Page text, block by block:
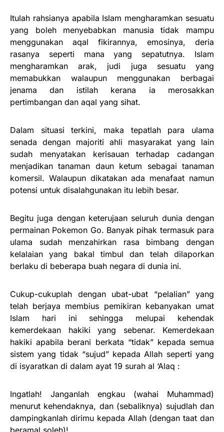
Itulah rahsianya apabila Islam mengharamkan sesuatu
yang boleh menyebabkan manusia tidak mampu
menggunakan aqal fikirannya, emosinya, deria
rasanya seperti mana yang sepatutnya. Islam
mengharamkan arak, judi juga sesuatu yang
memabukkan walaupun menggunakan berbagai
jenama dan istilah kerana ia merosakkan
pertimbangan dan aqal yang sihat.
Dalam situasi terkini, maka tepatlah para ulama
senada dengan majoriti ahli masyarakat yang lain
sudah menyatakan kerisauan terhadap cadangan
menjadikan tanaman daun ketum sebagai tanaman
komersil. Walaupun dikatakan ada menafaat namun
potensi untuk disalahgunakan itu lebih besar.
Begitu juga dengan keterujaan seluruh dunia dengan
permainan Pokemon Go. Banyak pihak termasuk para
ulama sudah menzahirkan rasa bimbang dengan
kelalaian yang bakal timbul dan telah dilaporkan
berlaku di beberapa buah negara di dunia ini.
Cukup-cukuplah dengan ubat-ubat “pelalian” yang
telah berjaya membius pemikiran kebanyakan umat
Islam hari ini sehingga melupai kehendak
kemerdekaan hakiki yang sebenar. Kemerdekaan
hakiki apabila berani berkata “tidak” kepada semua
sistem yang tidak “sujud” kepada Allah seperti yang
di isyaratkan di dalam ayat 19 surah al ‘Alaq :
Ingatlah! Janganlah engkau (wahai Muhammad)
menurut kehendaknya, dan (sebaliknya) sujudlah dan
dampingkanlah dirimu kepada Allah (dengan taat dan